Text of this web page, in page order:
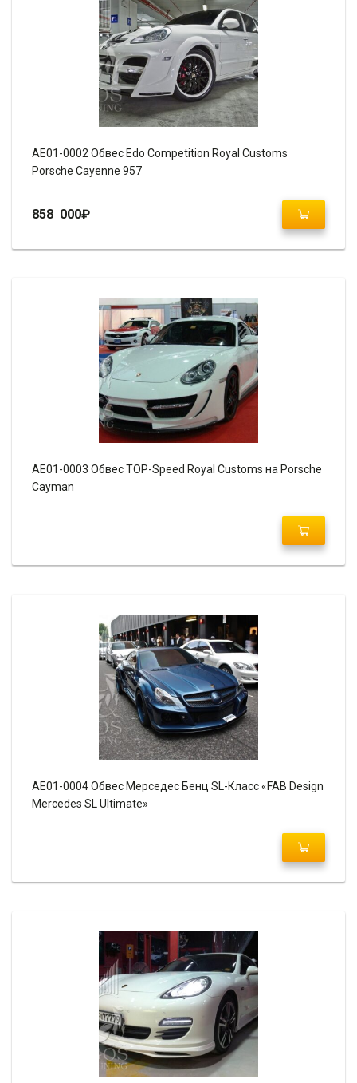
AE01-0002 Обвес Edo Competition Royal Customs
Porsche Cayenne 957
858 000₽
AE01-0003 Обвес TOP-Speed Royal Customs на Porsche
Cayman
AE01-0004 Обвес Мерседес Бенц SL-Класс «FAB Design
Mercedes SL Ultimate»